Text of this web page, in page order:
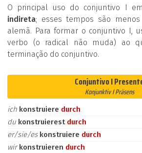
O principal uso do conjuntivo I
indireta; esses tempos são
alemã. Para formar o conjuntivo I,
verbo (o radical não muda) ao
terminação do conjuntivo.
Conjuntivo I
Konjunktiv I Präsens
ich konstruiere durch
du konstruierest durch
er/sie/es konstruiere durch
wirkonstruieren durch